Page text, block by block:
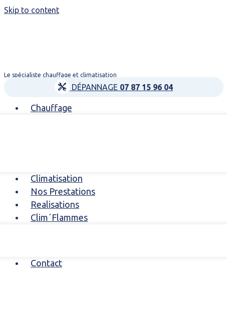
Skip to content
Le spécialiste chauffage et climatisation
DÉPANNAGE 07 87 15 96 04
Chauffage
Climatisation
Nos Prestations
Realisations
Clim´Flammes
Contact